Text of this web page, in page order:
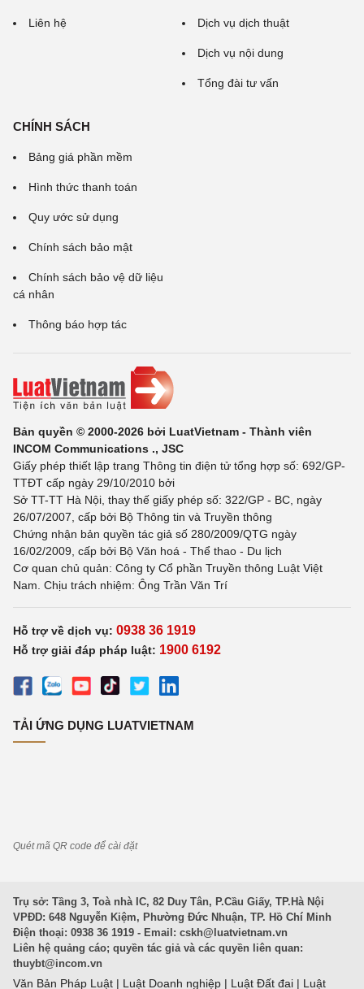
Liên hệ Dịch vụ dịch thuật
Dịch vụ nội dung
Tổng đài tư vấn
CHÍNH SÁCH
Bảng giá phần mềm
Hình thức thanh toán
Quy ước sử dụng
Chính sách bảo mật
Chính sách bảo vệ dữ liệu
cá nhân
Thông báo hợp tác
Bản quyền © 2000-2026 bởi LuatVietnam - Thành viên
INCOM Communications ., JSC
Giấy phép thiết lập trang Thông tin điện tử tổng hợp số: 692/GP-
TTĐT cấp ngày 29/10/2010 bởi
Sở TT-TT Hà Nội, thay thế giấy phép số: 322/GP - BC, ngày
26/07/2007, cấp bởi Bộ Thông tin và Truyền thông
Chứng nhận bản quyền tác giả số 280/2009/QTG ngày
16/02/2009, cấp bởi Bộ Văn hoá - Thể thao - Du lịch
Cơ quan chủ quản: Công ty Cổ phần Truyền thông Luật Việt
Nam. Chịu trách nhiệm: Ông Trần Văn Trí
Hỗ trợ về dịch vụ: 0938 36 1919
Hỗ trợ giải đáp pháp luật: 1900 6192
TẢI ỨNG DỤNG LUATVIETNAM
Quét mã QR code để cài đặt
Trụ sở: Tầng 3, Toà nhà IC, 82 Duy Tân, P.Cầu Giấy, TP.Hà Nội
VPĐD: 648 Nguyễn Kiệm, Phường Đức Nhuận, TP. Hồ Chí Minh
Điện thoại: 0938 36 1919 - Email: cskh@luatvietnam.vn
Liên hệ quảng cáo; quyền tác giả và các quyền liên quan:
thuybt@incom.vn
Văn Bản Pháp Luật | Luật Doanh nghiệp | Luật Đất đai | Luật